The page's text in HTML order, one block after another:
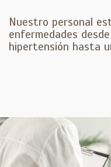
Nuestro personal
enfermedades
hipertensión hasta